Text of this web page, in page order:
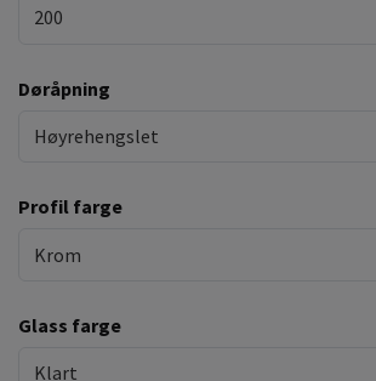
200
Døråpning
Høyrehengslet
Profil farge
Krom
Glass farge
Klart